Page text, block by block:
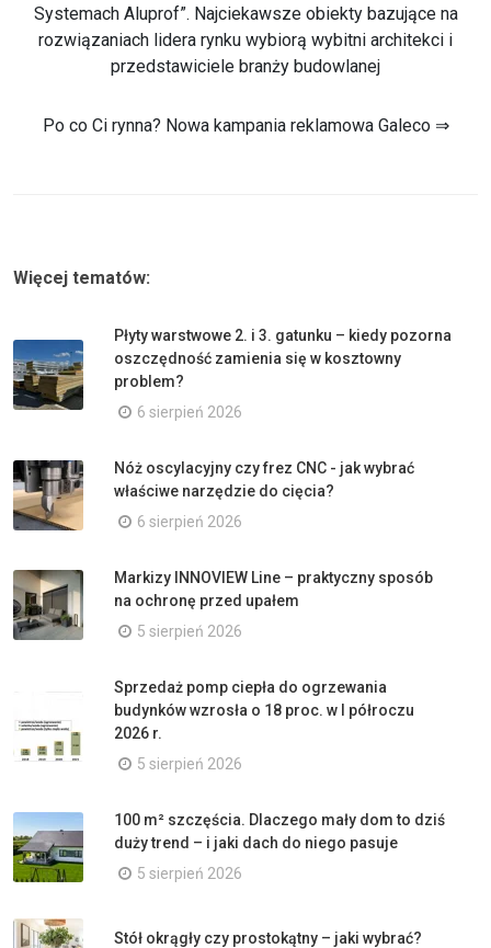
Systemach Aluprof”. Najciekawsze obiekty bazujące na
rozwiązaniach lidera rynku wybiorą wybitni architekci i
przedstawiciele branży budowlanej
Po co Ci rynna? Nowa kampania reklamowa Galeco ⇒
Więcej tematów:
Płyty warstwowe 2. i 3. gatunku – kiedy pozorna
oszczędność zamienia się w kosztowny
problem?
6 sierpień 2026
Nóż oscylacyjny czy frez CNC - jak wybrać
właściwe narzędzie do cięcia?
6 sierpień 2026
Markizy INNOVIEW Line – praktyczny sposób
na ochronę przed upałem
5 sierpień 2026
Sprzedaż pomp ciepła do ogrzewania
budynków wzrosła o 18 proc. w I półroczu
2026 r.
5 sierpień 2026
100 m² szczęścia. Dlaczego mały dom to dziś
duży trend – i jaki dach do niego pasuje
5 sierpień 2026
Stół okrągły czy prostokątny – jaki wybrać?